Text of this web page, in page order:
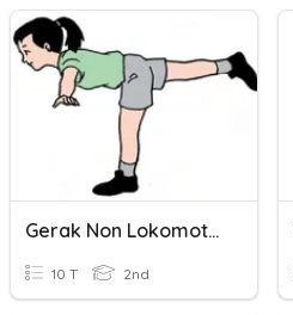
Gerak Non Lokomotor
10 T 2nd